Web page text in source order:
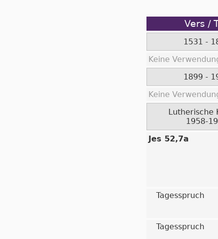
Vers /
1531 -
Keine
1899 -
Keine
Lutherische
1958-
Jes 52,7a
Tagesspruch
Tagesspruch